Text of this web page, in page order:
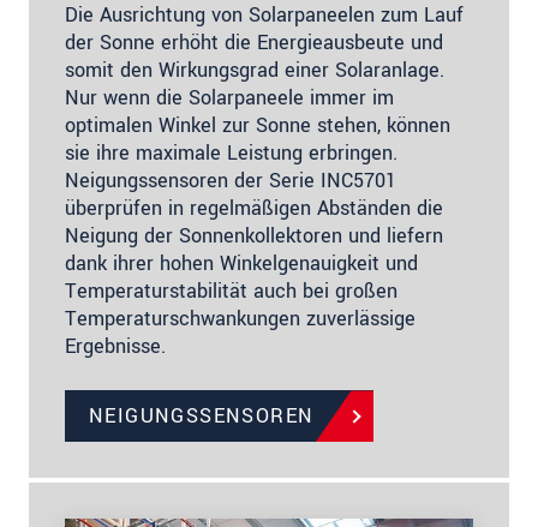
Die Ausrichtung von Solarpaneelen zum Lauf
der Sonne erhöht die Energieausbeute und
somit den Wirkungsgrad einer Solaranlage.
Nur wenn die Solarpaneele immer im
optimalen Winkel zur Sonne stehen, können
sie ihre maximale Leistung erbringen.
Neigungssensoren der Serie INC5701
überprüfen in regelmäßigen Abständen die
Neigung der Sonnenkollektoren und liefern
dank ihrer hohen Winkelgenauigkeit und
Temperaturstabilität auch bei großen
Temperaturschwankungen zuverlässige
Ergebnisse.
NEIGUNGSSENSOREN